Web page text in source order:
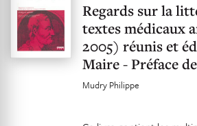
Regards sur la
textes médicaux
2005) réunis et
Maire - Préface
Mudry Philippe